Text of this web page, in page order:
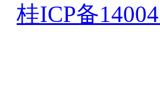
桂ICP备